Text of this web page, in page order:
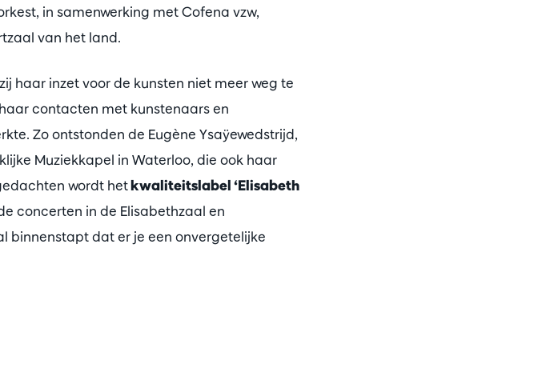
in samenwerking met Cofena vzw,
van het land.
haar inzet voor de kunsten niet meer weg te
contacten met kunstenaars en
Zo ontstonden de Eugène Ysaÿewedstrijd,
Muziekkapel in Waterloo, die ook haar
wordt hetkwaliteitslabel ‘Elisabeth
concerten in de Elisabethzaal en
binnenstapt dat er je een onvergetelijke
Inzoomen